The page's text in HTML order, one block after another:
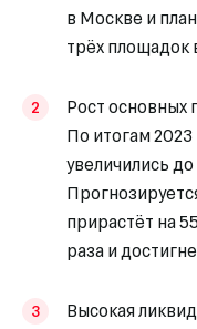
в Москве и
трёх
Рост основных
По итогам
увеличились
прирастёт на
раза и
Высокая